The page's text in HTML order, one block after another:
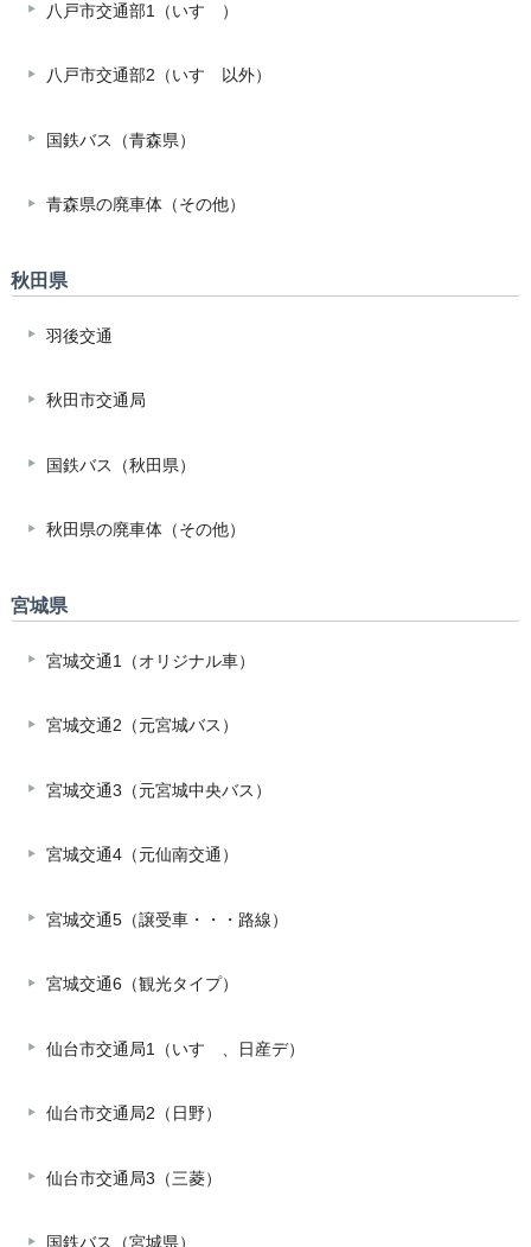
八戸市交通部1（いすゞ）
八戸市交通部2（いすゞ以外）
国鉄バス（青森県）
青森県の廃車体（その他）
秋田県
羽後交通
秋田市交通局
国鉄バス（秋田県）
秋田県の廃車体（その他）
宮城県
宮城交通1（オリジナル車）
宮城交通2（元宮城バス）
宮城交通3（元宮城中央バス）
宮城交通4（元仙南交通）
宮城交通5（譲受車・・・路線）
宮城交通6（観光タイプ）
仙台市交通局1（いすゞ、日産デ）
仙台市交通局2（日野）
仙台市交通局3（三菱）
国鉄バス（宮城県）